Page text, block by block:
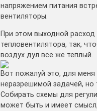
напряжением питания
вентиляторы.
При этом выходной
тепловентилятора, так,
воздух дул все же теплый.
Вот пожалуй это, для
неразрешимой задачей,
Собирать схемы для
может быть и имеет